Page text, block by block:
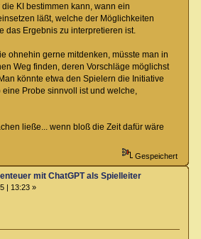
KI bestimmen kann, wann ein
läßt, welche der Möglichkeiten
das Ergebnis zu interpretieren ist.
ohnehin gerne mitdenken, müsste man in
Weg finden, deren Vorschläge möglichst
könnte etwa den Spielern die Initiative
Probe sinnvoll ist und welche,
ließe... wenn bloß die Zeit dafür wäre
Gespeichert
mit ChatGPT als Spielleiter
| 13:23 »